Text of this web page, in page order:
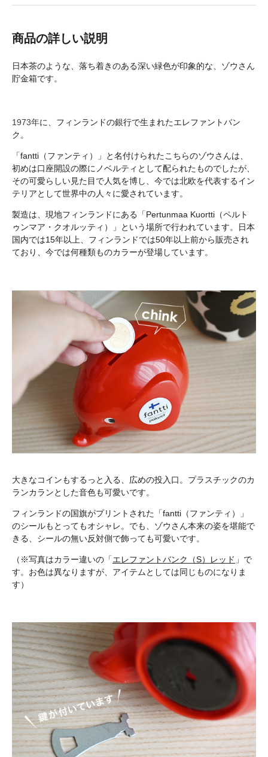
商品の詳しい説明
日本茶のような、落ち着きのある深い緑色が印象的な、ゾウさん
貯金箱です。
1973年に、フィンランドの銀行で生まれたエレファントバン
ク。
「fantti（ファンティ）」と名付けられたこちらのゾウさんは、
初めは口座開設の際にノベルティとして配られたものでしたが、
その可愛らしい見た目で人気を博し、今では北欧を代表するイン
テリアとして世界中の人々に愛されています。
製造は、現地フィンランドにある「Pertunmaa Kuortti（ペルト
ゥンマア・クオルッティ）」という場所で行われています。日本
国内では15年以上、フィンランドでは50年以上前から販売され
ており、今では何種類ものカラーが登場しています。
大きなコインもするっと入る、広めの投入口。プラスチックのカ
ランカランとした音色も可愛いです。
フィンランドの国旗がプリントされた「fantti（ファンティ）」
のシールもとってもオシャレ。でも、ゾウさん本来の姿を堪能で
きる、シールの無い反対側で飾っても可愛いです。
（※写真はカラー違いの「エレファントバンク（S）レッド 」で
す。お色は異なりますが、アイテムとしては同じものになりま
す）